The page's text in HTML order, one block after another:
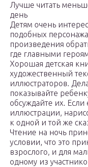
Лучше читать
день
Детям очень
подобных
произведения
где главными
Хорошая детская
художественный
иллюстраторов.
показывайте
обсуждайте их. Если
иллюстрации,
к одной и той же
Чтение на ночь
условии, что это
взрослого, и для
одному из